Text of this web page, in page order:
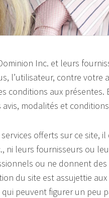
Inc. et leurs
l’utilisateur, contre votre
conditions aux
modalités et
offerts sur ce site,
ni leurs fournisseurs ou
ou ne donnent
du site est assujettie
peuvent figurer un peu